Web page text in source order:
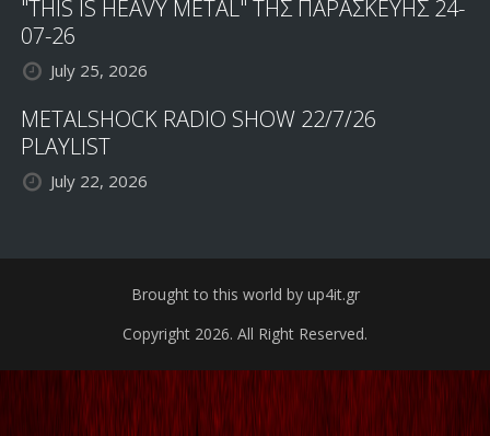
"THIS IS HEAVY METAL" ΤΗΣ ΠΑΡΑΣΚΕΥΗΣ 24-
07-26
July 25, 2026
METALSHOCK RADIO SHOW 22/7/26
PLAYLIST
July 22, 2026
Brought to this world by up4it.gr
Copyright 2026. All Right Reserved.